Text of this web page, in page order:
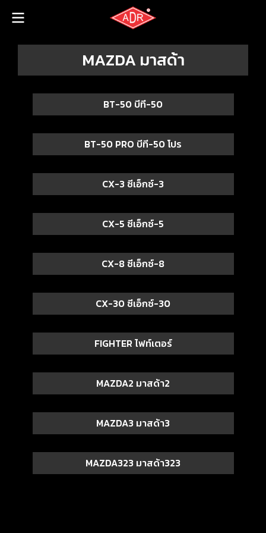
MAZDA มาสด้า
BT-50 บีที-50
BT-50 PRO บีที-50 โปร
CX-3 ซีเอ็กซ์-3
CX-5 ซีเอ็กซ์-5
CX-8 ซีเอ็กซ์-8
CX-30 ซีเอ็กซ์-30
FIGHTER ไฟท์เตอร์
MAZDA2 มาสด้า2
MAZDA3 มาสด้า3
MAZDA323 มาสด้า323